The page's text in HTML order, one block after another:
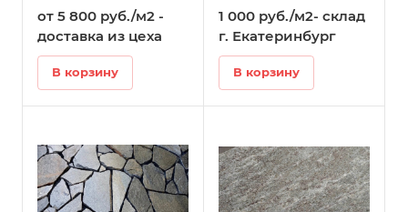
от 5 800 руб./м2 -
доставка из цеха
В корзину
1 000 руб./м2- склад
г. Екатеринбург
В корзину